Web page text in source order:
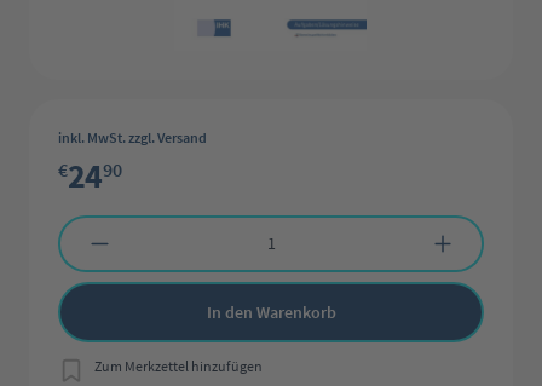
inkl. MwSt. zzgl. Versand
€2490
Produkt Anzahl: Gib den gewünschten Wert ein oder benutze die
In den Warenkorb
Zum Merkzettel hinzufügen